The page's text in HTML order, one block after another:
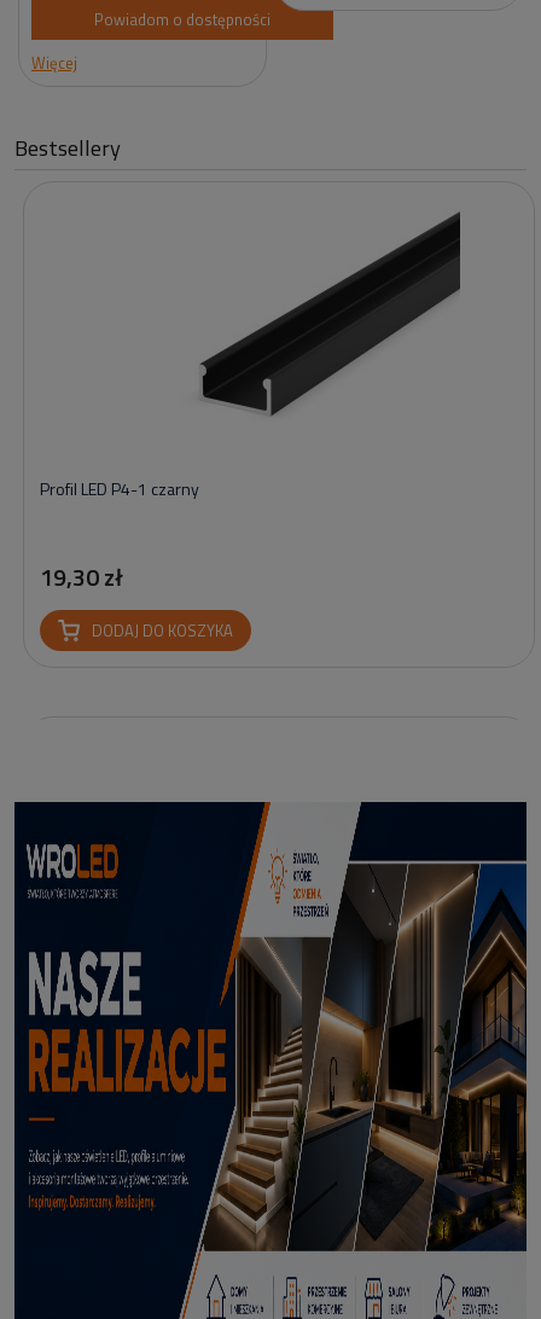
Powiadom o dostępności
Więcej
Bestsellery
Profil LED P4-1 czarny
19,30 zł
DODAJ DO KOSZYKA
Profil led podtynkowy GK18-3 czarny 3m
114,50 zł
DODAJ DO KOSZYKA